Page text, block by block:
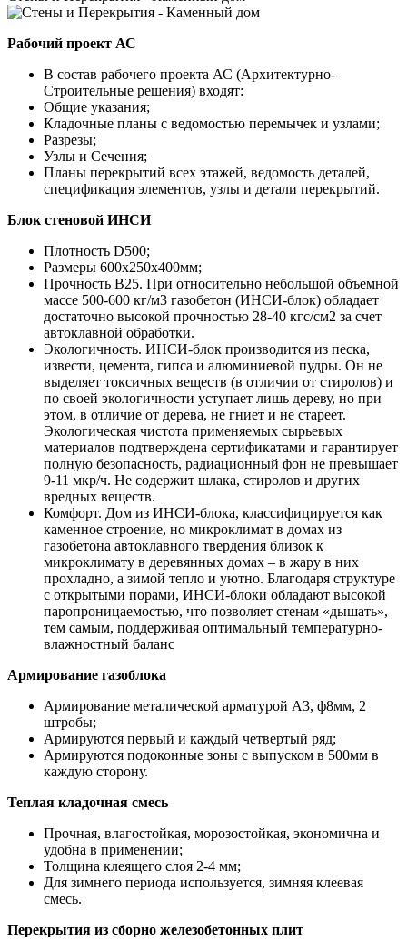
Рабочий проект АС
В состав рабочего проекта АС (Архитектурно-
Строительные решения) входят:
Общие указания;
Кладочные планы с ведомостью перемычек и узлами;
Разрезы;
Узлы и Сечения;
Планы перекрытий всех этажей, ведомость деталей,
спецификация элементов, узлы и детали перекрытий.
Блок стеновой ИНСИ
Плотность D500;
Размеры 600х250х400мм;
Прочность B25. При относительно небольшой объемной
массе 500-600 кг/м3 газобетон (ИНСИ-блок) обладает
достаточно высокой прочностью 28-40 кгс/см2 за счет
автоклавной обработки.
Экологичность. ИНСИ-блок производится из песка,
извести, цемента, гипса и алюминиевой пудры. Он не
выделяет токсичных веществ (в отличии от стиролов) и
по своей экологичности уступает лишь дереву, но при
этом, в отличие от дерева, не гниет и не стареет.
Экологическая чистота применяемых сырьевых
материалов подтверждена сертификатами и гарантирует
полную безопасность, радиационный фон не превышает
9-11 мкр/ч. Не содержит шлака, стиролов и других
вредных веществ.
Комфорт. Дом из ИНСИ-блока, классифицируется как
каменное строение, но микроклимат в домах из
газобетона автоклавного твердения близок к
микроклимату в деревянных домах – в жару в них
прохладно, а зимой тепло и уютно. Благодаря структуре
с открытыми порами, ИНСИ-блоки обладают высокой
паропроницаемостью, что позволяет стенам «дышать»,
тем самым, поддерживая оптимальный температурно-
влажностный баланс
Армирование газоблока
Армирование металической арматурой А3, ф8мм, 2
штробы;
Армируются первый и каждый четвертый ряд;
Армируются подоконные зоны с выпуском в 500мм в
каждую сторону.
Теплая кладочная смесь
Прочная, влагостойкая, морозостойкая, экономична и
удобна в применении;
Толщина клеящего слоя 2-4 мм;
Для зимнего периода используется, зимняя клеевая
смесь.
Перекрытия из сборно железобетонных плит